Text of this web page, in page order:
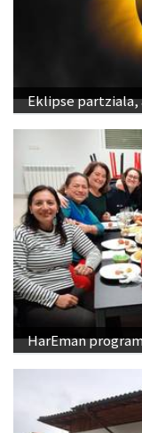
Eklipse
HarEman